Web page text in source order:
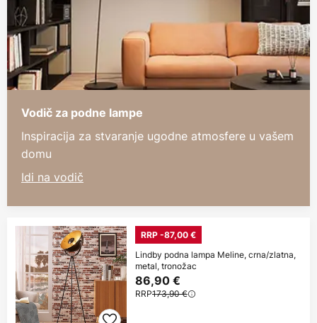
Vodič za podne lampe
Inspiracija za stvaranje ugodne atmosfere u vašem
domu
Idi na vodič
RRP -87,00 €
Lindby podna lampa Meline, crna/zlatna,
metal, tronožac
86,90 €
RRP173,90 €